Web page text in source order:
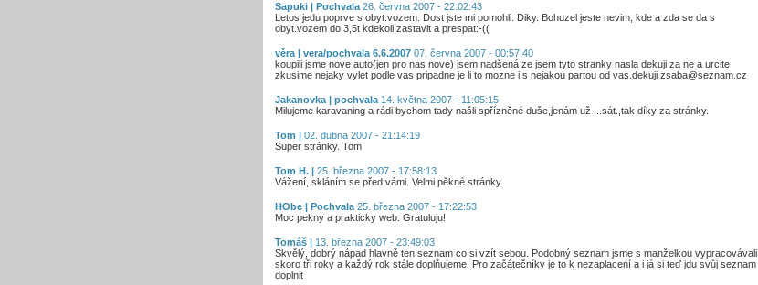
Sapuki | Pochvala 26. června 2007 - 22:02:43
Letos jedu poprve s obyt.vozem. Dost jste mi pomohli. Diky. Bohuzel jeste nevim, kde a zda se da s
obyt.vozem do 3,5t kdekoli zastavit a prespat:-((
věra | vera/pochvala 6.6.2007 07. června 2007 - 00:57:40
koupili jsme nove auto(jen pro nas nove) jsem nadšená ze jsem tyto stranky nasla dekuji za ne a urcite
zkusime nejaky vylet podle vas pripadne je li to mozne i s nejakou partou od vas.dekuji zsaba@seznam.cz
Jakanovka | pochvala 14. května 2007 - 11:05:15
Milujeme karavaning a rádi bychom tady našli spřízněné duše,jenám už ...sát.,tak díky za stránky.
Tom | 02. dubna 2007 - 21:14:19
Super stránky. Tom
Tom H. | 25. března 2007 - 17:58:13
Vážení, skláním se před vámi. Velmi pěkné stránky.
HObe | Pochvala 25. března 2007 - 17:22:53
Moc pekny a prakticky web. Gratuluju!
Tomáš | 13. března 2007 - 23:49:03
Skvělý, dobrý nápad hlavně ten seznam co si vzít sebou. Podobný seznam jsme s manželkou vypracovávali
skoro tři roky a každý rok stále doplňujeme. Pro začátečníky je to k nezaplacení a i já si teď jdu svůj seznam
doplnit